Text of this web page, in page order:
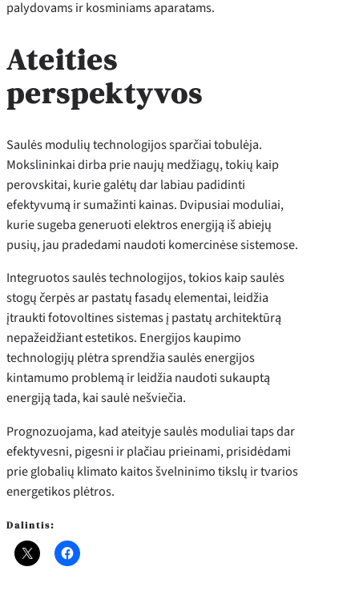
palydovams ir kosminiams aparatams.
Ateities
perspektyvos
Saulės modulių technologijos sparčiai tobulėja.
Mokslininkai dirba prie naujų medžiagų, tokių kaip
perovskitai, kurie galėtų dar labiau padidinti
efektyvumą ir sumažinti kainas. Dvipusiai moduliai,
kurie sugeba generuoti elektros energiją iš abiejų
pusių, jau pradedami naudoti komercinėse sistemose.
Integruotos saulės technologijos, tokios kaip saulės
stogų čerpės ar pastatų fasadų elementai, leidžia
įtraukti fotovoltines sistemas į pastatų architektūrą
nepažeidžiant estetikos. Energijos kaupimo
technologijų plėtra sprendžia saulės energijos
kintamumo problemą ir leidžia naudoti sukauptą
energiją tada, kai saulė nešviečia.
Prognozuojama, kad ateityje saulės moduliai taps dar
efektyvesni, pigesni ir plačiau prieinami, prisidėdami
prie globalių klimato kaitos švelninimo tikslų ir tvarios
energetikos plėtros.
Dalintis: